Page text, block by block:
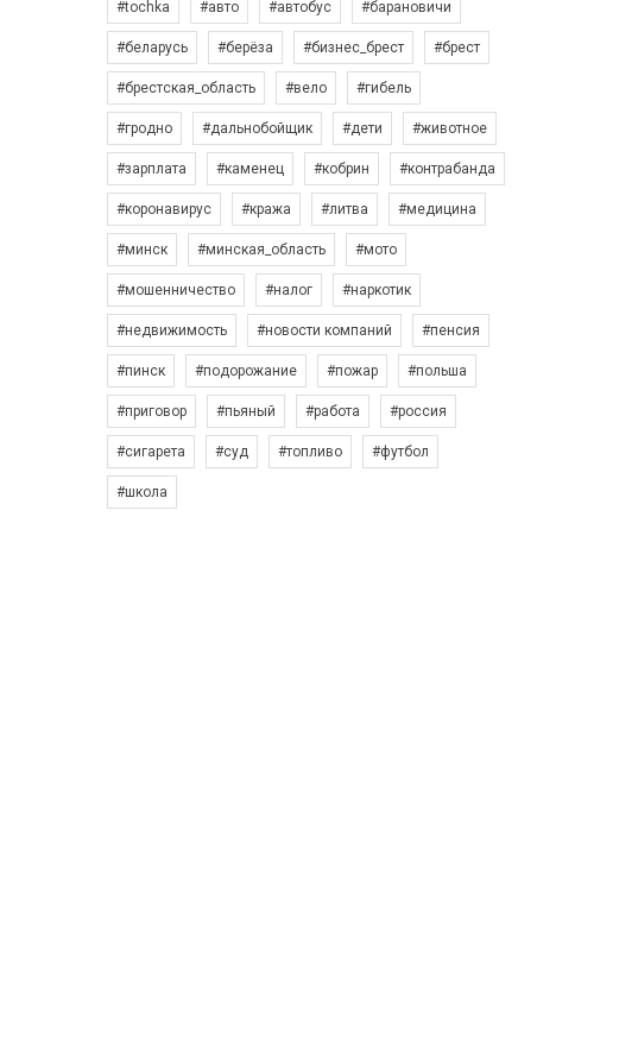
#tochka #авто #автобус #барановичи
#беларусь #берёза #бизнес_брест #брест
#брестская_область #вело #гибель
#гродно #дальнобойщик #дети #животное
#зарплата #каменец #кобрин #контрабанда
#коронавирус #кража #литва #медицина
#минск #минская_область #мото
#мошенничество #налог #наркотик
#недвижимость #новости компаний #пенсия
#пинск #подорожание #пожар #польша
#приговор #пьяный #работа #россия
#сигарета #суд #топливо #футбол
#школа